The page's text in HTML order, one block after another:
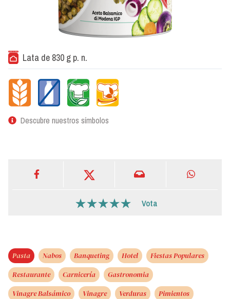
Lata de 830 g p. n.
Descubre nuestros símbolos
Vota
Pasta Nabos Banqueting Hotel
Fiestas Populares
Restaurante
Carnicería
Gastronomia
Vinagre Balsámico
Vinagre Verduras
Pimientos